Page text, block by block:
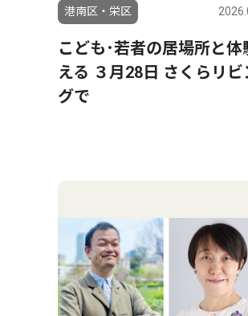
港南区・栄区
こども･若者の居場所と体
える ３月28日 さくらリビ
グで